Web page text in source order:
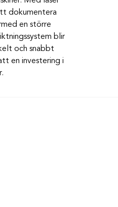
dokumentera
en större
blir
och snabbt
en investering i